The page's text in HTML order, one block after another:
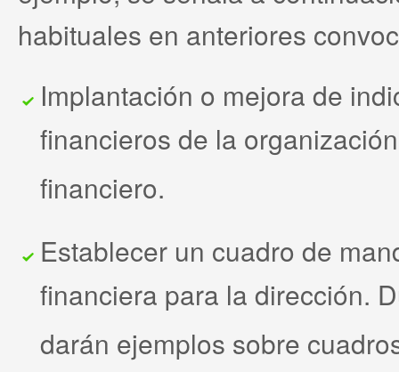
habituales en anteriores
Implantación o mejora de
financieros de la
financiero.
Establecer un cuadro de
financiera para la dirección.
darán ejemplos sobre